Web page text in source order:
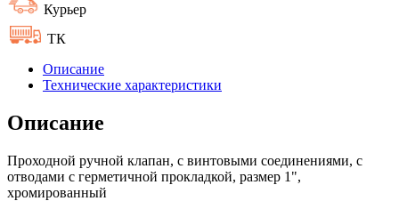
Курьер
ТК
Описание
Технические характеристики
Описание
Проходной ручной клапан, с винтовыми соединениями, с
отводами с герметичной прокладкой, размер 1",
хромированный